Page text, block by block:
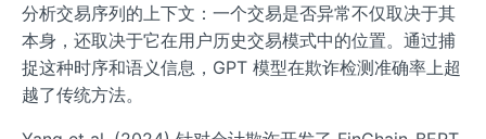
分析交易序列的上下文：一个交易是否异常不仅取决于其
本身，还取决于它在用户历史交易模式中的位置。通过捕
捉这种时序和语义信息，GPT 模型在欺诈检测准确率上超
越了传统方法。